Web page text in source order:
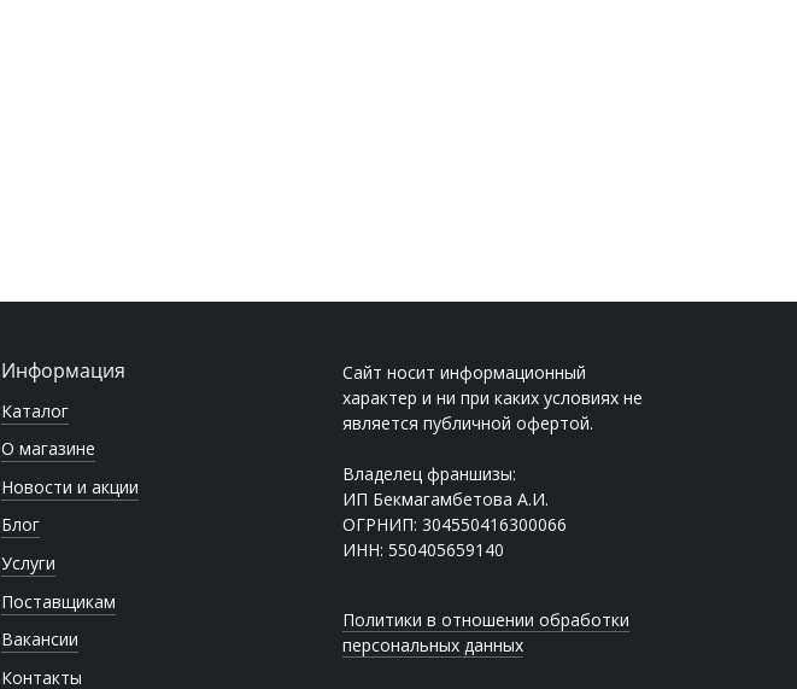
Информация
Каталог
О магазине
Новости и акции
Блог
Услуги
Поставщикам
Вакансии
Контакты
Сайт носит информационный
характер и ни при каких условиях не
является публичной офертой.
Владелец франшизы:
ИП Бекмагамбетова А.И.
ОГРНИП: 304550416300066
ИНН: 550405659140
Политики в отношении обработки
персональных данных